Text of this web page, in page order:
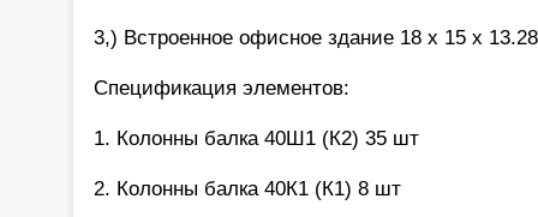
3,) Встроенное офисное здание 18 х 15 х
Спецификация элементов:
1. Колонны балка 40Ш1 (К2) 35 шт
2. Колонны балка 40К1 (К1) 8 шт